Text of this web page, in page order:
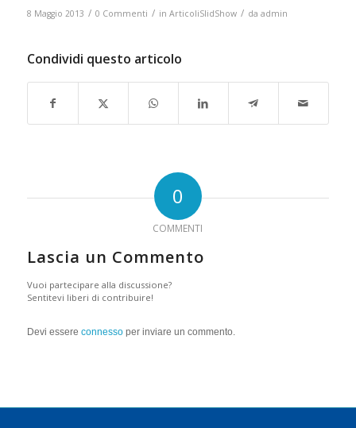
8 Maggio 2013 / 0 Commenti / in ArticoliSlidShow / da admin
Condividi questo articolo
0
COMMENTI
Lascia un Commento
Vuoi partecipare alla discussione?
Sentitevi liberi di contribuire!
Devi essere connessoper inviare un commento.